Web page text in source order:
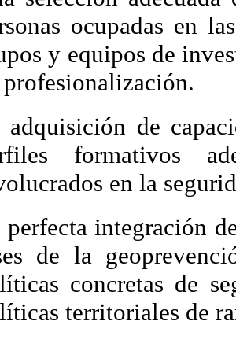
ocupadas en
y equipos de
profesionalización.
adquisición de
formativos
en la
perfecta integración
de la
concretas de
territoriales de